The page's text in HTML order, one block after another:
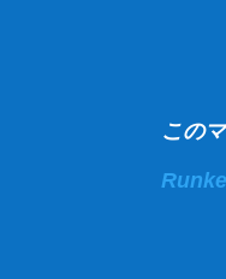
この